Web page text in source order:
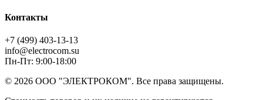
Контакты
+7 (499) 403-13-13
info@electrocom.su
Пн-Пт: 9:00-18:00
© 2026 ООО "ЭЛЕКТРОКОМ". Все права защищены.